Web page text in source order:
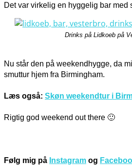
Det var virkelig en hyggelig bar med
Drinks på Lidkoeb på
Nu står den på weekendhygge, da
smuttur hjem fra Birmingham.
Læs også: Skøn weekendtur i
Rigtig god weekend out there 🙂
Følg mig på Instagram og